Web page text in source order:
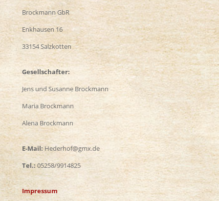
Brockmann GbR
Enkhausen 16
33154 Salzkotten
Gesellschafter:
Jens und Susanne Brockmann
Maria Brockmann
Alena Brockmann
E-Mail:Hederhof@gmx.de
Tel.:05258/9914825
Impressum